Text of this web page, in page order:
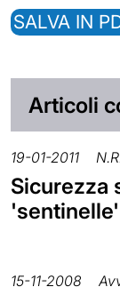
SALVA IN
Articoli
19-01-2011
Sicurezza
15-11-2008